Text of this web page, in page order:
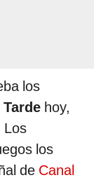
los
hoy,
Los
los
de Canal